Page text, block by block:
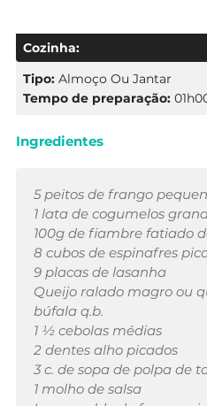
Cozinha:
Tipo: Almoço Ou Jantar
Tempo de preparação:
Ingredientes
5 peitos de frango
1 lata de cogumelos
100g de fiambre fatiado
8 cubos de espinafres
9 placas de lasanha
Queijo ralado magro ou
búfala q.b.
1 ½ cebolas médias
2 dentes alho picados
3 c. de sopa de polpa de
1 molho de salsa